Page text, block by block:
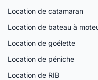
Location de catamaran
Location de bateau à
Location de goélette
Location de péniche
Location de RIB